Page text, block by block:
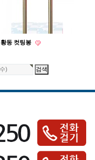
황동 컷팅봉